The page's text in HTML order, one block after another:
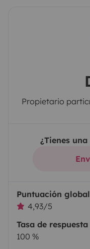
Propietario
¿Tienes
Puntuación global
4,93/5
Tasa de respuesta
100 %